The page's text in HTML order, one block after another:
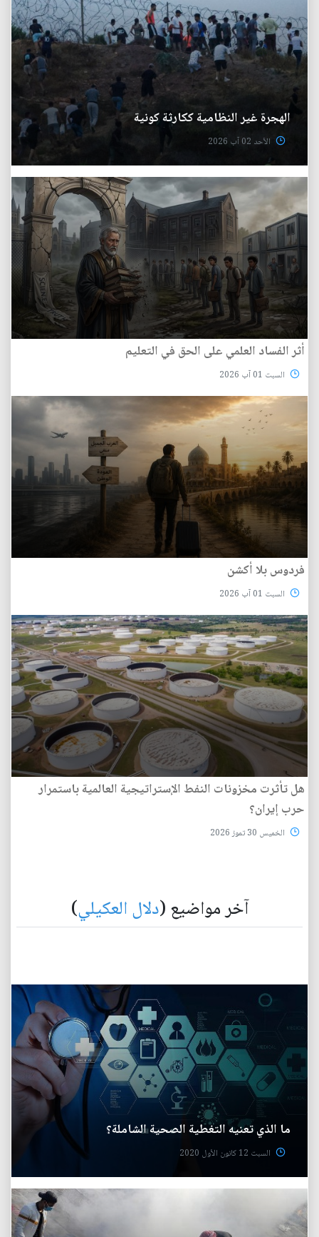
الهجرة غير النظامية ككارثة كونية
الأحد 02 آب 2026
أثر الفساد العلمي على الحق في التعليم
السبت 01 آب 2026
فردوس بلا أكشن
السبت 01 آب 2026
هل تأثرت مخزونات النفط الإستراتيجية العالمية باستمرار
حرب إيران؟
الخميس 30 تموز 2026
آخر مواضيع (دلال العكيلي)
ما الذي تعنيه التغطية الصحية الشاملة؟
السبت 12 كانون الأول 2020